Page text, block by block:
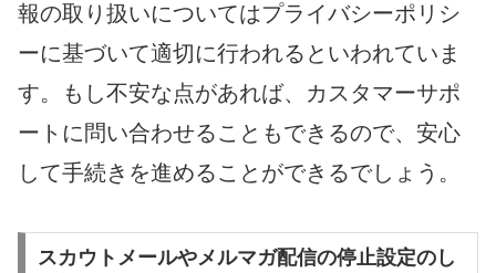
報の取り扱いについてはプライバシーポリシ
ーに基づいて適切に行われるといわれていま
す。もし不安な点があれば、カスタマーサポ
ートに問い合わせることもできるので、安心
して手続きを進めることができるでしょう。
スカウトメールやメルマガ配信の停止設定のし